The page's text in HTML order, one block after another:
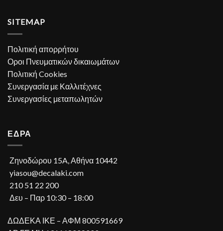
SITEMAP
Πολιτική απορρήτου
Οροι Πνευματικών δικαιωμάτων
Πολιτική Cookies
Συνεργασία με Καλλιτέχνες
Συνεργασίες μεταπωλητών
ΕΔΡΑ
Ζηνοδώρου 15A, Αθήνα 10442
yiasou@decalaki.com
210 51 22 200
Δευ – Παρ 10:30 – 18:00
ΔΩΔΕΚΑ ΙΚΕ – ΑΦΜ 800591669